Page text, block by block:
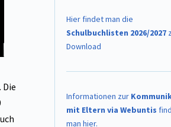
Hier findet man die
Schulbuchlisten 2026/2027
Download
Informationen zur
mit Eltern via Webuntis
man hier.